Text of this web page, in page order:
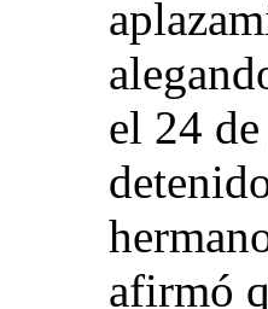
el 24
afirmó